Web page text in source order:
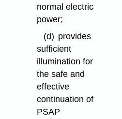
normal electric
power;
(d) provides
sufficient
illumination for
the safe and
effective
continuation of
PSAP